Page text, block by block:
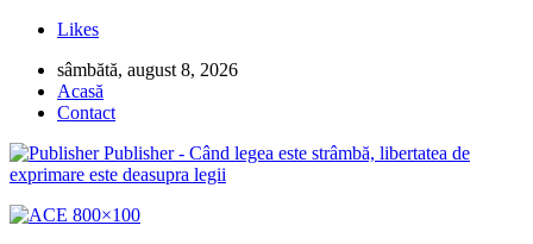
Likes
sâmbătă, august 8, 2026
Acasă
Contact
Publisher - Când legea este strâmbă, libertatea de
exprimare este deasupra legii